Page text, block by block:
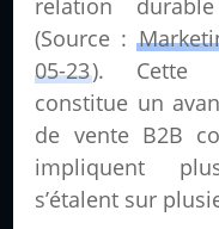
relation
(Source :
05-23). Cette
constitue un
de vente B2B
impliquent
s’étalent sur